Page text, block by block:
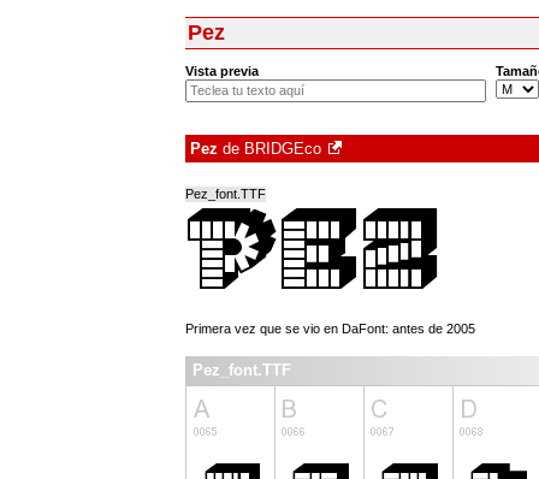
Pez
Vista previa
Pez de BRIDGEco
Pez_font.TTF
Primera vez que se vio en DaFont: antes de 2005
Pez_font.TTF